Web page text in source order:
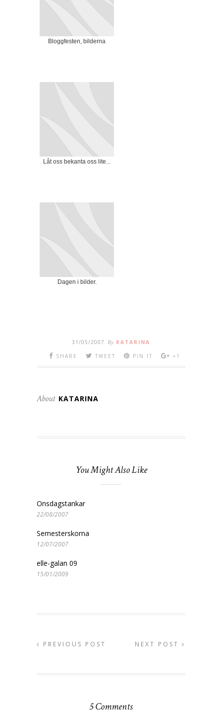
Bloggfesten, bilderna
Låt oss bekanta oss lite...
Dagen i bilder.
31/05/2007 By KATARINA
SHARE
TWEET PIN IT +1
About KATARINA
You Might Also Like
Onsdagstankar
22/08/2007
Semesterskorna
12/07/2007
elle-galan 09
15/01/2009
PREVIOUS POST NEXT POST
5 Comments